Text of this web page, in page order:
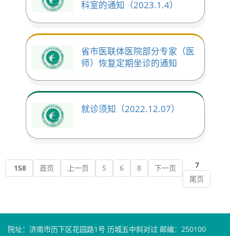
科室的通知（2023.1.4）
省市医联体医院部分专家（医
师）恢复定期坐诊的通知
就诊须知（2022.12.07）
158 首页 上一页 5 6 7
8
下一页
尾页
院址：济南市历下区花园路1号 历城五中斜对过 邮编：250100